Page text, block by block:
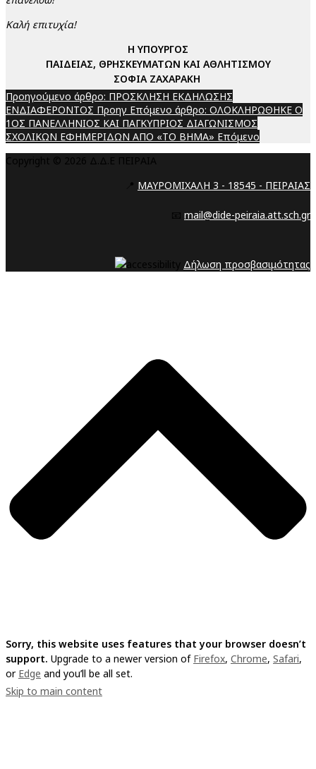
Καλή επιτυχία!
H ΥΠΟΥΡΓΟΣ
ΠΑΙΔΕΙΑΣ, ΘΡΗΣΚΕΥΜΑΤΩΝ ΚΑΙ ΑΘΛΗΤΙΣΜΟΥ
ΣΟΦΙΑ ΖΑΧΑΡΑΚΗ
Προηγούμενο άρθρο: ΠΡΟΣΚΛΗΣΗ ΕΚΔΗΛΩΣΗΣ
ΕΝΔΙΑΦΕΡΟΝΤΟΣ Προηγ Επόμενο άρθρο: ΟΛΟΚΛΗΡΩΘΗΚΕ Ο
1ΟΣ ΠΑΝΕΛΛΗΝΙΟΣ ΚΑΙ ΠΑΓΚΥΠΡΙΟΣ ΔΙΑΓΩΝΙΣΜΟΣ
ΣΧΟΛΙΚΩΝ ΕΦΗΜΕΡΙΔΩΝ ΑΠΟ «ΤΟ ΒΗΜΑ» Επόμενο
Copyright © 2026 Δ.Δ.Ε ΠΕΙΡΑΙΑ
📍 ΜΑΥΡΟΜΙΧΑΛΗ 3 - 18545 - ΠΕΙΡΑΙΑΣ
📧 mail@dide-peiraia.att.sch.gr
Δήλωση προσβασιμότητας
Sorry, this website uses features that your browser doesn’t
support. Upgrade to a newer version of Firefox, Chrome, Safari,
or Edge and you’ll be all set.
Skip to main content